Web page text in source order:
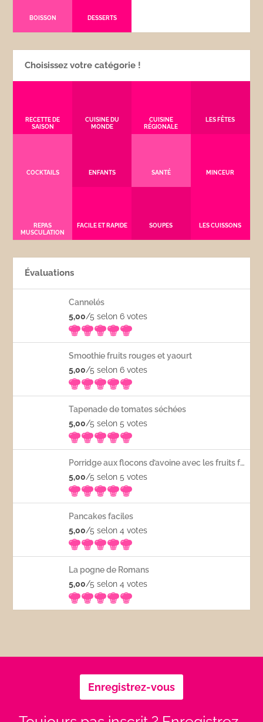
BOISSON DESSERTS
Choisissez votre catégorie !
RECETTE DE
SAISON
CUISINE DU
MONDE
CUISINE
RÉGIONALE
LES FÊTES
COCKTAILS ENFANTS SANTÉ MINCEUR
REPAS
MUSCULATION
FACILE ET RAPIDE SOUPES LES CUISSONS
Évaluations
Cannelés
5,00/5 selon 6votes
Smoothie fruits rouges et yaourt
5,00/5 selon 6votes
Tapenade de tomates séchées
5,00/5 selon 5votes
Porridge aux flocons d’avoine avec les fruits frais
5,00/5 selon 5votes
Pancakes faciles
5,00/5 selon 4votes
La pogne de Romans
5,00/5 selon 4votes
Enregistrez-vous